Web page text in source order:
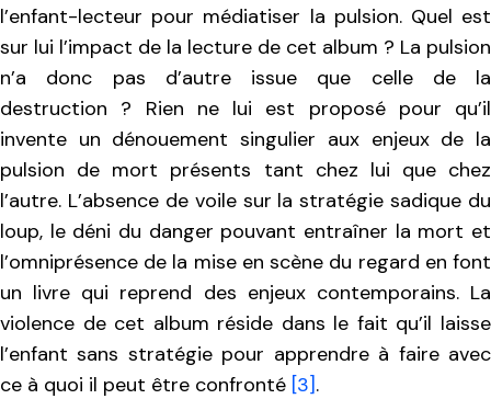
l’enfant-lecteur pour médiatiser la pulsion. Quel est
sur lui l’impact de la lecture de cet album ? La pulsion
n’a donc pas d’autre issue que celle de la
destruction ? Rien ne lui est proposé pour qu’il
invente un dénouement singulier aux enjeux de la
pulsion de mort présents tant chez lui que chez
l’autre. L’absence de voile sur la stratégie sadique du
loup, le déni du danger pouvant entraîner la mort et
l’omniprésence de la mise en scène du regard en font
un livre qui reprend des enjeux contemporains. La
violence de cet album réside dans le fait qu’il laisse
l’enfant sans stratégie pour apprendre à faire avec
ce à quoi il peut être confronté [3].